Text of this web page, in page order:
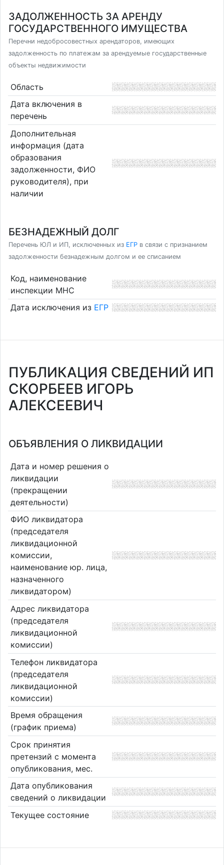
ЗАДОЛЖЕННОСТЬ ЗА АРЕНДУ
ГОСУДАРСТВЕННОГО ИМУЩЕСТВА
Перечни недобросовестных арендаторов, имеющих
задолженность по платежам за арендуемые государственные
объекты недвижимости
Область
Дата включения в
перечень
Дополнительная
информация (дата
образования
задолженности, ФИО
руководителя), при
наличии
БЕЗНАДЕЖНЫЙ ДОЛГ
Перечень ЮЛ и ИП, исключенных из ЕГР в связи с признанием
задолженности безнадежным долгом и ее списанием
Код, наименование
инспекции МНС
Дата исключения из ЕГР
ПУБЛИКАЦИЯ СВЕДЕНИЙ ИП
СКОРБЕЕВ ИГОРЬ
АЛЕКСЕЕВИЧ
ОБЪЯВЛЕНИЯ О ЛИКВИДАЦИИ
Дата и номер решения о
ликвидации
(прекращении
деятельности)
ФИО ликвидатора
(председателя
ликвидационной
комиссии,
наименование юр. лица,
назначенного
ликвидатором)
Адрес ликвидатора
(председателя
ликвидационной
комиссии)
Телефон ликвидатора
(председателя
ликвидационной
комиссии)
Время обращения
(график приема)
Срок принятия
претензий с момента
опубликования, мес.
Дата опубликования
сведений о ликвидации
Текущее состояние